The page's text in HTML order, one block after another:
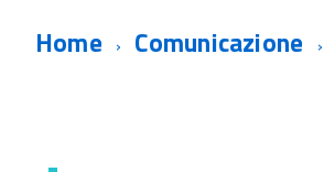
Home Comunicazione